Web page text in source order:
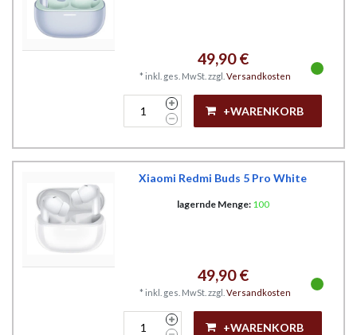
49,90 €
* inkl. ges. MwSt. zzgl. Versandkosten
+WARENKORB
Xiaomi Redmi Buds 5 Pro White
lagernde Menge: 100
49,90 €
* inkl. ges. MwSt. zzgl. Versandkosten
+WARENKORB